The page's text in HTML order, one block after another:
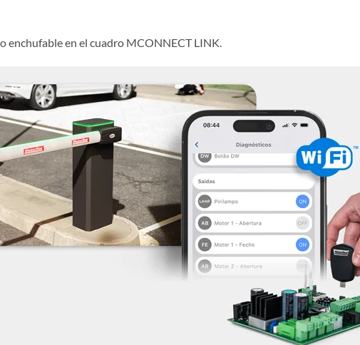
enchufable en el cuadro MCONNECT LINK.